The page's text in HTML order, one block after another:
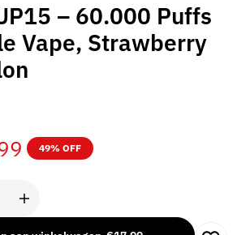
– 60.000 Puffs
Vape, Strawberry
49% OFF